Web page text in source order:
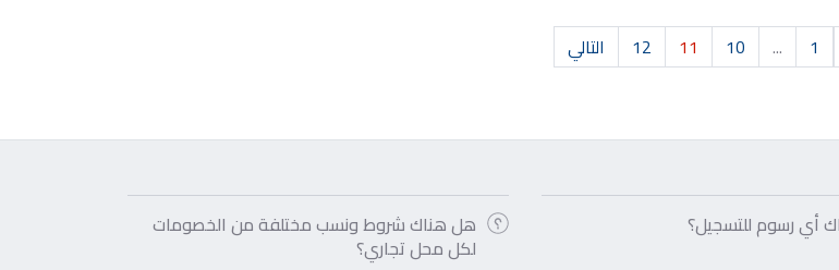
1
...
10
11
12 التالي
أي رسوم للتسجيل؟ هل هناك شروط ونسب مختلفة من الخصومات
لكل محل تجاري؟